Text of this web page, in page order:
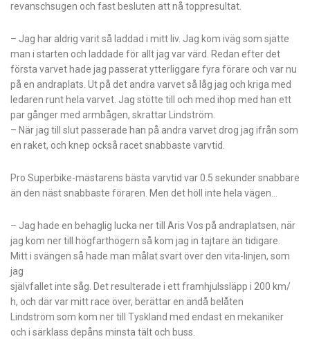
revanschsugen och fast besluten att nå toppresultat.
– Jag har aldrig varit så laddad i mitt liv. Jag kom iväg som sjätte
man i starten och laddade för allt jag var värd. Redan efter det
första varvet hade jag passerat ytterliggare fyra förare och var nu
på en andraplats. Ut på det andra varvet så låg jag och kriga med
ledaren runt hela varvet. Jag stötte till och med ihop med han ett
par gånger med armbågen, skrattar Lindström.
– När jag till slut passerade han på andra varvet drog jag ifrån som
en raket, och knep också racet snabbaste varvtid.
Pro Superbike-mästarens bästa varvtid var 0.5 sekunder snabbare
än den näst snabbaste föraren. Men det höll inte hela vägen…
– Jag hade en behaglig lucka ner till Aris Vos på andraplatsen, när
jag kom ner till högfarthögern så kom jag in tajtare än tidigare.
Mitt i svängen så hade man målat svart över den vita-linjen, som
jag
självfallet inte såg. Det resulterade i ett framhjulssläpp i 200 km/
h, och där var mitt race över, berättar en ändå belåten
Lindström som kom ner till Tyskland med endast en mekaniker
och i särklass depåns minsta tält och buss.